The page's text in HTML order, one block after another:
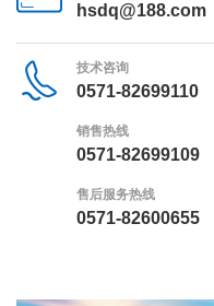
hsdq@188.com
技术咨询
0571-82699110
销售热线
0571-82699109
售后服务热线
0571-82600655